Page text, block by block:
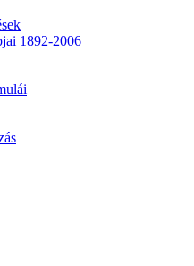
1892-2006